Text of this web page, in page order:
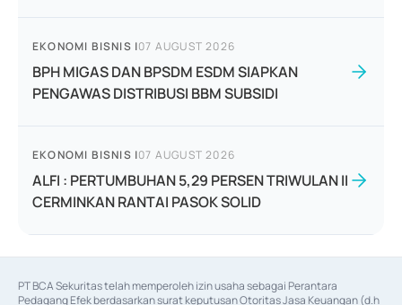
EKONOMI BISNIS |07 AUGUST 2026
BPH MIGAS DAN BPSDM ESDM SIAPKAN
PENGAWAS DISTRIBUSI BBM SUBSIDI
EKONOMI BISNIS |07 AUGUST 2026
ALFI : PERTUMBUHAN 5,29 PERSEN TRIWULAN II
CERMINKAN RANTAI PASOK SOLID
PT BCA Sekuritas telah memperoleh izin usaha sebagai Perantara
Pedagang Efek berdasarkan surat keputusan Otoritas Jasa Keuangan (d.h